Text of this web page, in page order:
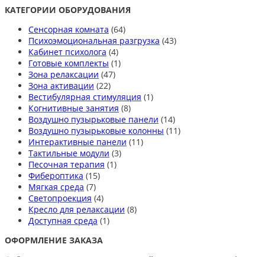
КАТЕГОРИИ ОБОРУДОВАНИЯ
Сенсорная комната (64)
Психоэмоциональная разгрузка (43)
Кабинет психолога (4)
Готовые комплекты (1)
Зона релаксации (47)
Зона активации (22)
Вестибулярная стимуляция (1)
Когнитивные занятия (8)
Воздушно пузырьковые панели (14)
Воздушно пузырьковые колонны (11)
Интерактивные панели (11)
Тактильные модули (3)
Песочная терапия (1)
Фибероптика (15)
Мягкая среда (7)
Светопроекция (4)
Кресло для релаксации (8)
Доступная среда (1)
ОФОРМЛЕНИЕ ЗАКАЗА